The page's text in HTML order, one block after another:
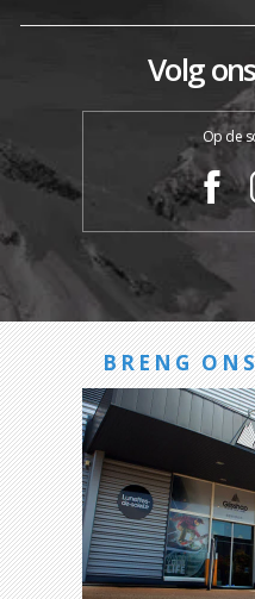
Volg
Op de
BRENG